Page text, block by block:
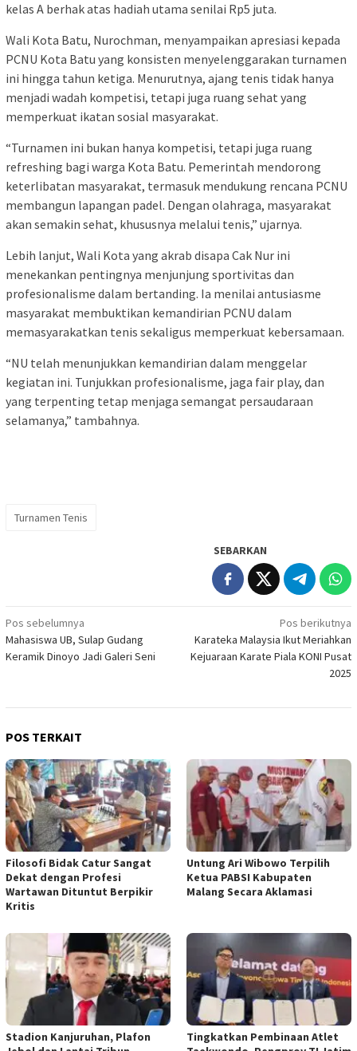
kelas A berhak atas hadiah utama senilai Rp5 juta.
Wali Kota Batu, Nurochman, menyampaikan apresiasi kepada
PCNU Kota Batu yang konsisten menyelenggarakan turnamen
ini hingga tahun ketiga. Menurutnya, ajang tenis tidak hanya
menjadi wadah kompetisi, tetapi juga ruang sehat yang
memperkuat ikatan sosial masyarakat.
“Turnamen ini bukan hanya kompetisi, tetapi juga ruang
refreshing bagi warga Kota Batu. Pemerintah mendorong
keterlibatan masyarakat, termasuk mendukung rencana PCNU
membangun lapangan padel. Dengan olahraga, masyarakat
akan semakin sehat, khususnya melalui tenis,” ujarnya.
Lebih lanjut, Wali Kota yang akrab disapa Cak Nur ini
menekankan pentingnya menjunjung sportivitas dan
profesionalisme dalam bertanding. Ia menilai antusiasme
masyarakat membuktikan kemandirian PCNU dalam
memasyarakatkan tenis sekaligus memperkuat kebersamaan.
“NU telah menunjukkan kemandirian dalam menggelar
kegiatan ini. Tunjukkan profesionalisme, jaga fair play, dan
yang terpenting tetap menjaga semangat persaudaraan
selamanya,” tambahnya.
Turnamen Tenis
SEBARKAN
Navigasi
pos
Pos sebelumnya
Mahasiswa UB, Sulap Gudang
Keramik Dinoyo Jadi Galeri Seni
Pos berikutnya
Karateka Malaysia Ikut Meriahkan
Kejuaraan Karate Piala KONI Pusat
2025
POS TERKAIT
Filosofi Bidak Catur Sangat
Dekat dengan Profesi
Wartawan Dituntut Berpikir
Kritis
Untung Ari Wibowo Terpilih
Ketua PABSI Kabupaten
Malang Secara Aklamasi
Stadion Kanjuruhan, Plafon
Tingkatkan Pembinaan Atlet